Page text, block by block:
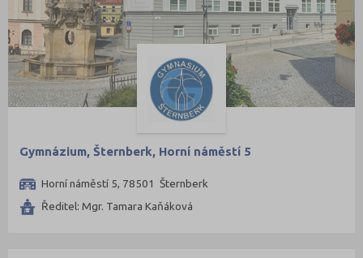
Gymnázium, Šternberk, Horní náměstí 5
Horní náměstí 5, 78501 Šternberk
Ředitel: Mgr. Tamara Kaňáková